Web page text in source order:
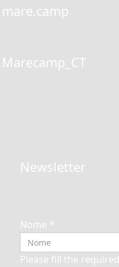
mare.camp
Marecamp_CT
Newsletter
Nome *
Please fill the required